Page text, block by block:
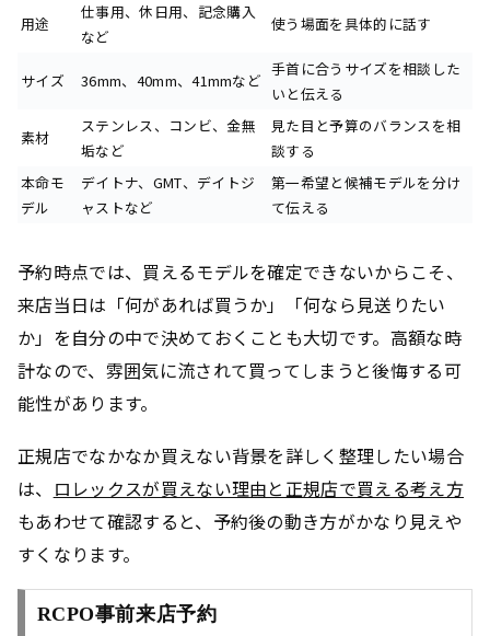
用途
仕事用、休日用、記念購入
など
使う場面を具体的に話す
サイズ 36mm、40mm、41mmなど
手首に合うサイズを相談した
いと伝える
素材
ステンレス、コンビ、金無
垢など
見た目と予算のバランスを相
談する
本命モ
デル
デイトナ、GMT、デイトジ
ャストなど
第一希望と候補モデルを分け
て伝える
予約時点では、買えるモデルを確定できないからこそ、
来店当日は「何があれば買うか」「何なら見送りたい
か」を自分の中で決めておくことも大切です。高額な時
計なので、雰囲気に流されて買ってしまうと後悔する可
能性があります。
正規店でなかなか買えない背景を詳しく整理したい場合
は、 ロレックスが買えない理由と正規店で買える考え方
もあわせて確認すると、予約後の動き方がかなり見えや
すくなります。
RCPO事前来店予約